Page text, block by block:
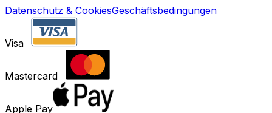
Datenschutz & CookiesGeschäftsbedingungen
Visa
Mastercard
Apple Pay